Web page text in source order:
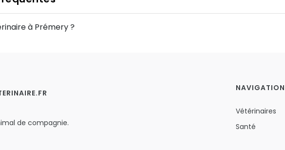
à Prémery ?
de compagnie.
NAVIGATION
Vétérinaires
Santé